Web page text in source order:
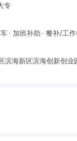
专
加班补助 餐补/工作
滨海新区滨海创新创业